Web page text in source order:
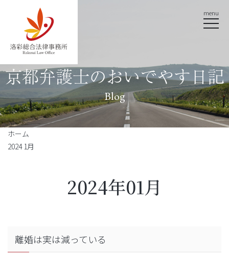
menu
京都弁護士のおいでやす日記
Blog
ホーム
2024 1月
2024年01月
離婚は実は減っている